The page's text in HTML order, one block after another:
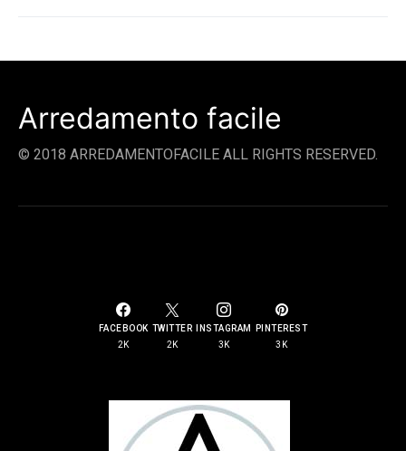
Arredamento facile
© 2018 ARREDAMENTOFACILE ALL RIGHTS RESERVED.
FACEBOOK
2K
TWITTER
2K
INSTAGRAM
3K
PINTEREST
3K